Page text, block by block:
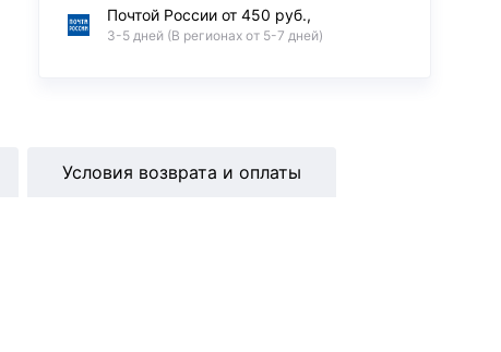
Почтой России от 450 руб.,
3-5 дней (В регионах от 5-7 дней)
Условия возврата и оплаты